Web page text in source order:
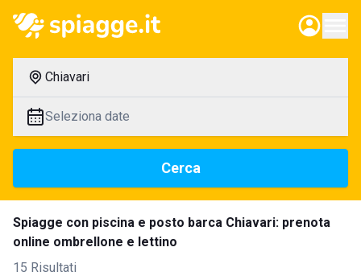
Chiavari
Seleziona date
Cerca
Spiagge con piscina e posto barca Chiavari: prenota
online ombrellone e lettino
15 Risultati